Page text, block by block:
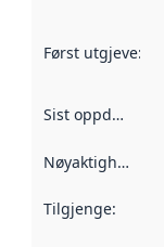
Først utgjeve:
Sist oppdatert
Nøyaktigheit
Tilgjenge: